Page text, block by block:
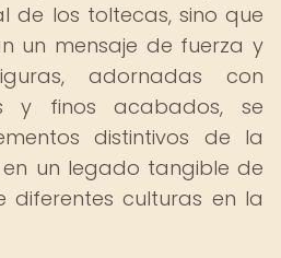
de los toltecas, sino que
un mensaje de fuerza y
adornadas con
y finos acabados, se
distintivos de la
un legado tangible de
diferentes culturas en la